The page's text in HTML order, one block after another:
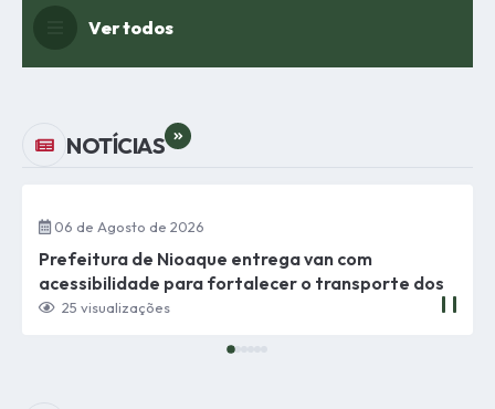
Ver todos
NOTÍCIAS
Prefeitura de Nioaque entrega van com
acessibilidade para fortalecer o transporte dos
idosos do Serviço de Convivência e
06 de Agosto de 2026
25 visualizações